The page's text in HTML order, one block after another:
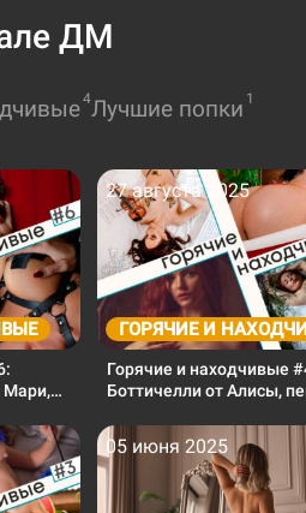
ДМ
4Лучшие попки 1
Мари,
27 августа 2025
ГОРЯЧИЕ И
Горячие и находчивые
Боттичелли от Алисы,
дачных фото!
05 июня 2025